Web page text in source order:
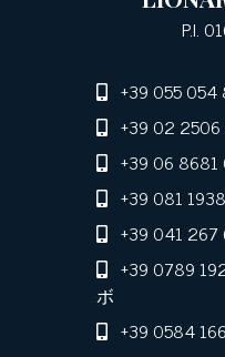
P.I.
+39 055 054
+39 02
+39 06
+39 081
+39 041 267
+39 0789
ボ
+39 0584